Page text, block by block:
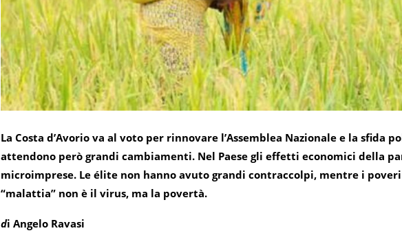
La Costa d’Avorio va al voto per rinnovare l’Assemblea Nazionale e la sfida
attendono però grandi cambiamenti. Nel Paese gli effetti economici della
microimprese. Le élite non hanno avuto grandi contraccolpi, mentre i
“malattia” non è il virus, ma la povertà.
di Angelo Ravasi